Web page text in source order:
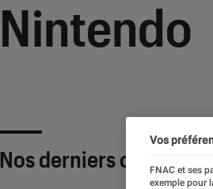
Nintendo
Nos derniers contenus
Vos
FNAC et ses
exemple pour